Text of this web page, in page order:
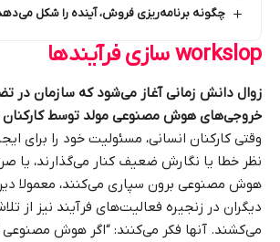
چگونه برنامه‌ریزی فروش، آینده را شکل
workslopسازی فرآیندها
زوال دانش زمانی آغاز می‌شود که سازمان در
خروجی‌های هوش مصنوعی مولد توسط کارکنان
وقتی کارکنان انسانی، مسئولیت خود را برای
نظر خطا یا نگارش ضعیف کنار می‌گذارند، یا
هوش مصنوعی برون‌ سپاری می‌کنند، معمولا
دیگران در زنجیره فعالیت‌های فرآیند نیز از
می‌کشند. آنها فکر می‌کنند: “اگر هوش مصنوعی